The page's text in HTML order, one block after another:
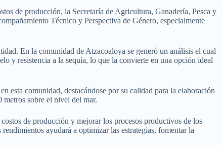
de producción, la Secretaría de Agricultura, Ganadería, Pesca y
Técnico y Perspectiva de Género, especialmente
En la comunidad de Atzacoaloya se generó un análisis el cual
y resistencia a la sequía, lo que la convierte en una opción ideal
esta comunidad, destacándose por su calidad para la elaboración
metros sobre el nivel del mar.
de producción y mejorar los procesos productivos de los
ayudará a optimizar las estrategias, fomentar la